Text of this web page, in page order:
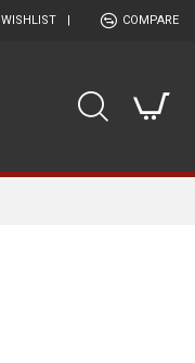
WISHLIST | COMPARE